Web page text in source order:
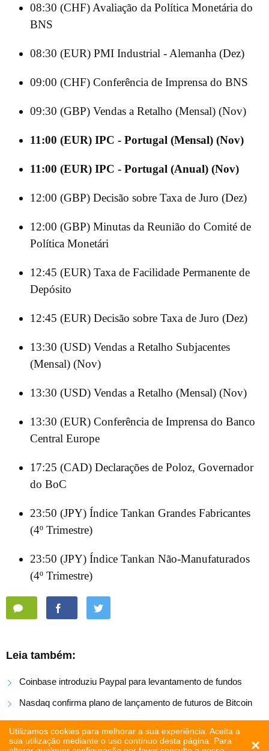
Utilizamos cookies para melhorar a sua experiência. Aceita a
sua utilização mediante o uso contínuo desta página. Para
×
08:30 (CHF) Avaliação da Política Monetária do
BNS
08:30 (EUR) PMI Industrial - Alemanha (Dez)
09:00 (CHF) Conferência de Imprensa do BNS
09:30 (GBP) Vendas a Retalho (Mensal) (Nov)
11:00 (EUR) IPC - Portugal (Mensal) (Nov)
11:00 (EUR) IPC - Portugal (Anual) (Nov)
12:00 (GBP) Decisão sobre Taxa de Juro (Dez)
12:00 (GBP) Minutas da Reunião do Comité de
Política Monetári
12:45 (EUR) Taxa de Facilidade Permanente de
Depósito
12:45 (EUR) Decisão sobre Taxa de Juro (Dez)
13:30 (USD) Vendas a Retalho Subjacentes
(Mensal) (Nov)
13:30 (USD) Vendas a Retalho (Mensal) (Nov)
13:30 (EUR) Conferência de Imprensa do Banco
Central Europe
17:25 (CAD) Declarações de Poloz, Governador
do BoC
23:50 (JPY) Índice Tankan Grandes Fabricantes
(4º Trimestre)
23:50 (JPY) Índice Tankan Não-Manufaturados
(4º Trimestre)
Leia também:
Coinbase introduziu Paypal para levantamento de fundos
Nasdaq confirma plano de lançamento de futuros de Bitcoin
Criptomoedas: as últimas notícias de hoje, 6 de dezembro